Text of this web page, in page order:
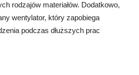
rodzajów materiałów. Dodatkowo,
wentylator, który zapobiega
podczas dłuższych prac